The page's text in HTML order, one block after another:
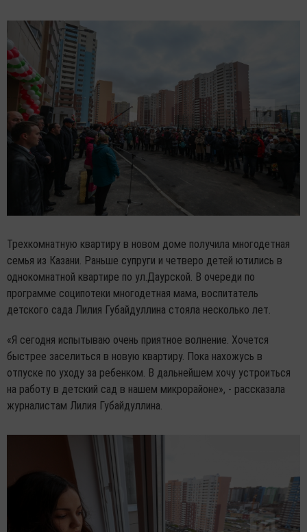
Трехкомнатную квартиру в новом доме получила многодетная
семья из Казани. Раньше супруги и четверо детей ютились в
однокомнатной квартире по ул.Даурской. В очереди по
программе соципотеки многодетная мама, воспитатель
детского сада Лилия Губайдуллина стояла несколько лет.
«Я сегодня испытываю очень приятное волнение. Хочется
быстрее заселиться в новую квартиру. Пока нахожусь в
отпуске по уходу за ребенком. В дальнейшем хочу устроиться
на работу в детский сад в нашем микрорайоне», - рассказала
журналистам Лилия Губайдуллина.